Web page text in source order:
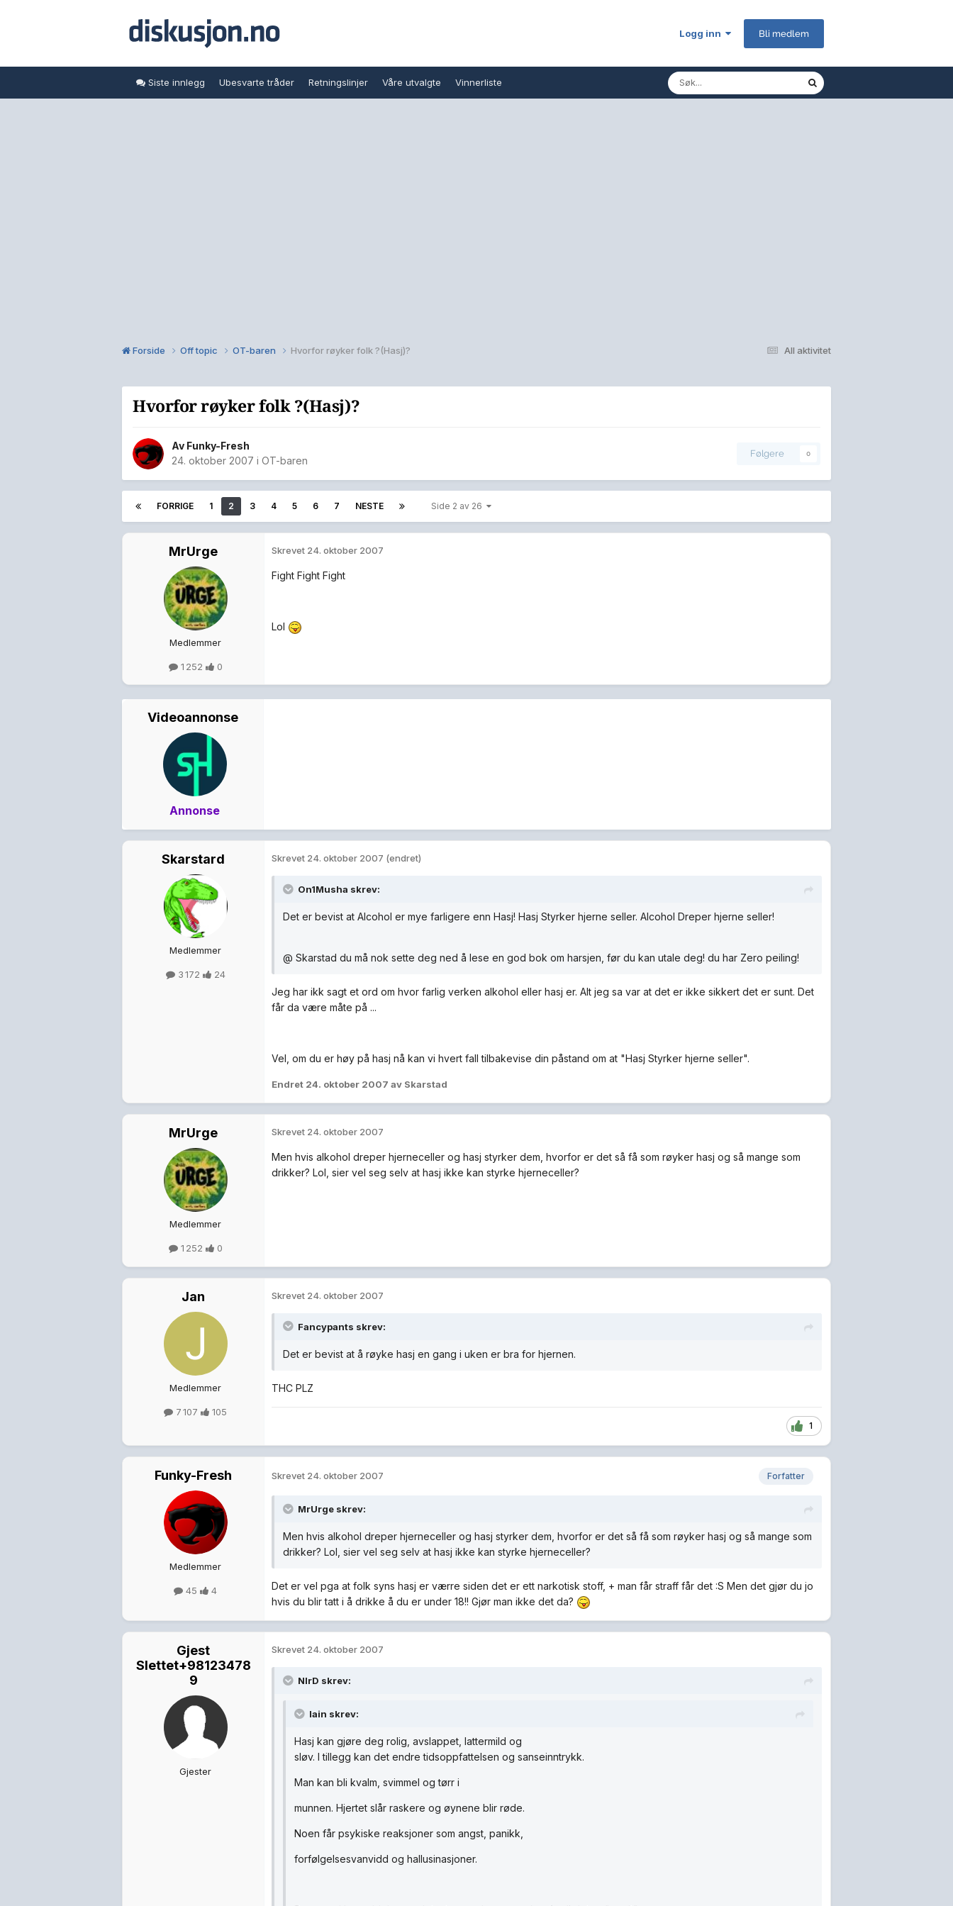
Logg inn Bli medlem
Siste innlegg Ubesvarte tråder Retningslinjer Våre utvalgte Vinnerliste
All aktivitet
Forside Off topic OT-baren Hvorfor røyker folk ?(Hasj)?
Hvorfor røyker folk ?(Hasj)?
Av Funky-Fresh
24. oktober 2007 i OT-baren
Følgere 0
FORRIGE 1 2 3 4 5 6 7 NESTE Side 2 av 26
MrUrge
Medlemmer
1 252 0
Skrevet 24. oktober 2007
Fight Fight Fight
Lol
Videoannonse
Annonse
Skarstard
Medlemmer
3 172 24
Skrevet 24. oktober 2007 (endret)
On1Musha skrev:
Det er bevist at Alcohol er mye farligere enn Hasj! Hasj Styrker hjerne seller. Alcohol Dreper hjerne seller!
@ Skarstad du må nok sette deg ned å lese en god bok om harsjen, før du kan utale deg! du har Zero peiling!
Jeg har ikk sagt et ord om hvor farlig verken alkohol eller hasj er. Alt jeg sa var at det er ikke sikkert det er sunt. Det
får da være måte på ...
Vel, om du er høy på hasj nå kan vi hvert fall tilbakevise din påstand om at "Hasj Styrker hjerne seller".
Endret 24. oktober 2007 av Skarstad
MrUrge
Medlemmer
1 252 0
Skrevet 24. oktober 2007
Men hvis alkohol dreper hjerneceller og hasj styrker dem, hvorfor er det så få som røyker hasj og så mange som
drikker? Lol, sier vel seg selv at hasj ikke kan styrke hjerneceller?
Jan
Medlemmer
7 107 105
Skrevet 24. oktober 2007
Fancypants skrev:
Det er bevist at å røyke hasj en gang i uken er bra for hjernen.
THC PLZ
1
Funky-Fresh
Medlemmer
45 4
Forfatter
Skrevet 24. oktober 2007
MrUrge skrev:
Men hvis alkohol dreper hjerneceller og hasj styrker dem, hvorfor er det så få som røyker hasj og så mange som
drikker? Lol, sier vel seg selv at hasj ikke kan styrke hjerneceller?
Det er vel pga at folk syns hasj er værre siden det er ett narkotisk stoff, + man får straff får det :S Men det gjør du jo
hvis du blir tatt i å drikke å du er under 18!! Gjør man ikke det da?
Gjest
Slettet+98123478
9
Gjester
Skrevet 24. oktober 2007
NIrD skrev:
lain skrev:
Hasj kan gjøre deg rolig, avslappet, lattermild og
sløv. I tillegg kan det endre tidsoppfattelsen og sanseinntrykk.
Man kan bli kvalm, svimmel og tørr i
munnen. Hjertet slår raskere og øynene blir røde.
Noen får psykiske reaksjoner som angst, panikk,
forfølgelsesvanvidd og hallusinasjoner.